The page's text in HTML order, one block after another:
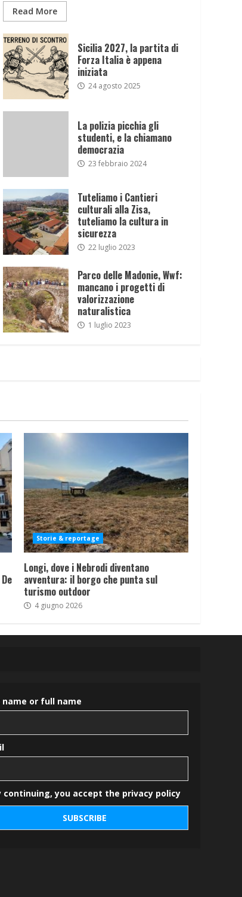
Read More
Sicilia 2027, la partita di
Forza Italia è appena
iniziata
24 agosto 2025
La polizia picchia gli
studenti, e la chiamano
democrazia
23 febbraio 2024
Tuteliamo i Cantieri
culturali alla Zisa,
tuteliamo la cultura in
sicurezza
22 luglio 2023
Parco delle Madonie, Wwf:
mancano i progetti di
valorizzazione
naturalistica
1 luglio 2023
Storie & reportage
Longi, dove i Nebrodi diventano
avventura: il borgo che punta sul
turismo outdoor
4 giugno 2026
name or full name
continuing, you accept the privacy policy